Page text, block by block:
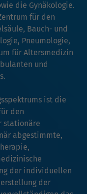
die Gynäkologie.
für den
Bauch- und
Pneumologie,
für Altersmedizin
und
ist die
den
stationäre
abgestimmte,
der individuellen
der